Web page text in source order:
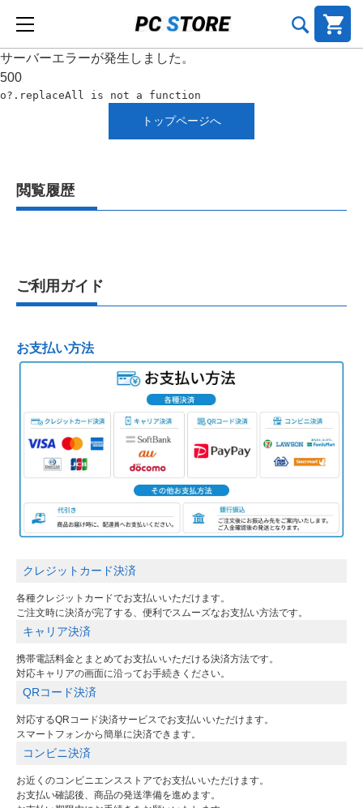
サーバーエラーが発生しました。
500
o?.replaceAll is not a function
トップページへ
閲覧履歴
ご利用ガイド
お支払い方法
クレジットカード決済
各種クレジットカードでお支払いいただけます。
ご注文時に決済が完了する、便利でスムーズなお支払い方法です。
キャリア決済
携帯電話料金とまとめてお支払いいただける決済方法です。
対応キャリアの画面に沿ってお手続きください。
QRコード決済
対応するQRコード決済サービスでお支払いいただけます。
スマートフォンから簡単に決済できます。
コンビニ決済
お近くのコンビニエンスストアでお支払いいただけます。
お支払い確認後、商品の発送準備を進めます。